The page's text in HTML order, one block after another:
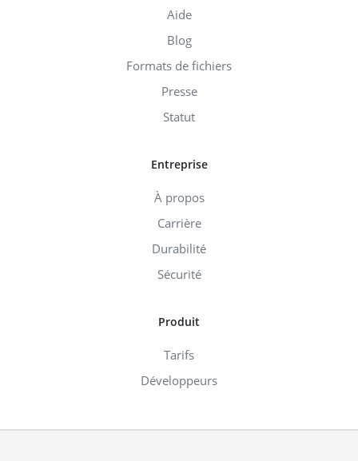
Aide
Blog
Formats de fichiers
Presse
Statut
Entreprise
À propos
Carrière
Durabilité
Sécurité
Produit
Tarifs
Développeurs